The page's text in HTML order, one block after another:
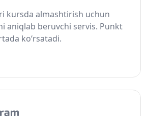
kursda almashtirish uchun
aniqlab beruvchi servis. Punkt
ko‘rsatadi.